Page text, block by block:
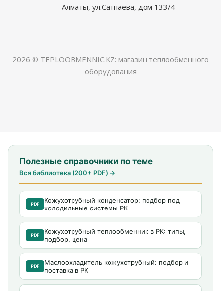
Алматы, ул.Сатпаева, дом 133/4
2026 © TEPLOOBMENNIC.KZ: магазин теплообменного
оборудования
Полезные справочники по теме
Вся библиотека (200+ PDF) →
PDF
Кожухотрубный конденсатор: подбор под
холодильные системы РК
PDF
Кожухотрубный теплообменник в РК: типы,
подбор, цена
PDF
Маслоохладитель кожухотрубный: подбор и
поставка в РК